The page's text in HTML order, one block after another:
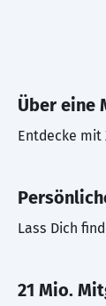
Über eine
Entdecke mit
Lass Dich
21 Mio.